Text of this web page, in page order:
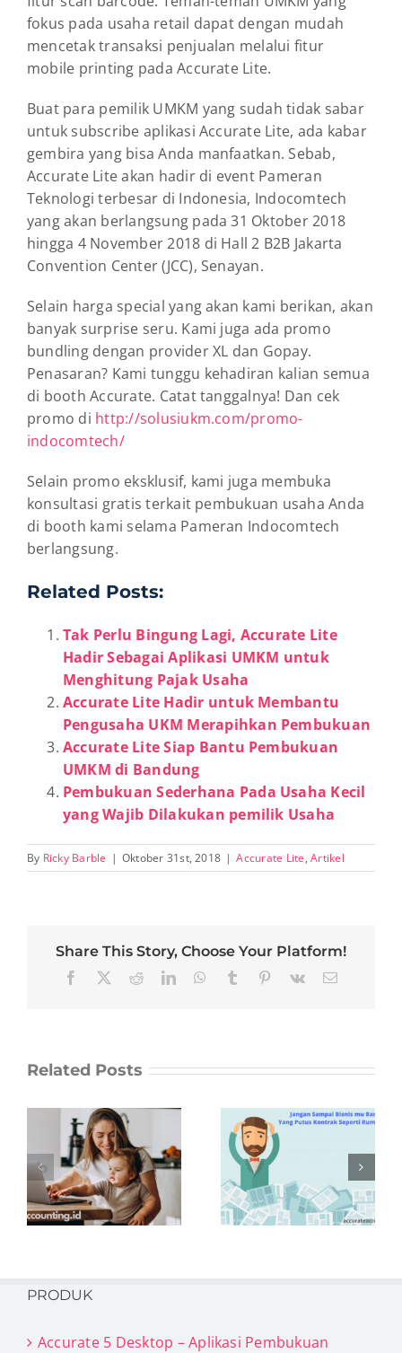
fokus pada usaha retail dapat dengan mudah
mencetak transaksi penjualan melalui fitur
mobile printing pada Accurate Lite.
Buat para pemilik UMKM yang sudah tidak sabar
untuk subscribe aplikasi Accurate Lite, ada kabar
gembira yang bisa Anda manfaatkan. Sebab,
Accurate Lite akan hadir di event Pameran
Teknologi terbesar di Indonesia, Indocomtech
yang akan berlangsung pada 31 Oktober 2018
hingga 4 November 2018 di Hall 2 B2B Jakarta
Convention Center (JCC), Senayan.
Selain harga special yang akan kami berikan, akan
banyak surprise seru. Kami juga ada promo
bundling dengan provider XL dan Gopay.
Penasaran? Kami tunggu kehadiran kalian semua
di booth Accurate. Catat tanggalnya! Dan cek
promo di http://solusiukm.com/promo-
indocomtech/
Selain promo eksklusif, kami juga membuka
konsultasi gratis terkait pembukuan usaha Anda
di booth kami selama Pameran Indocomtech
berlangsung.
Related Posts:
Tak Perlu Bingung Lagi, Accurate Lite
Hadir Sebagai Aplikasi UMKM untuk
Menghitung Pajak Usaha
Accurate Lite Hadir untuk Membantu
Pengusaha UKM Merapihkan Pembukuan
Accurate Lite Siap Bantu Pembukuan
UMKM di Bandung
Pembukuan Sederhana Pada Usaha Kecil
yang Wajib Dilakukan pemilik Usaha
By Ricky Barble | Oktober 31st, 2018 | Accurate Lite,Artikel
Share This Story, Choose Your Platform!
Facebook RedditLinkedInWhatsApp
Tumblr Pinterest
Vk Email
Related Posts
Jangan Sampai
Bisnis mu
Banyak Yang
Putus Kontrak
Seperti Rumah
Sakit!
Bikin Semangat
Motivasi dan
Inspiratif dari
BJ Habibie
PRODUK
Accurate 5 Desktop – Aplikasi Pembukuan